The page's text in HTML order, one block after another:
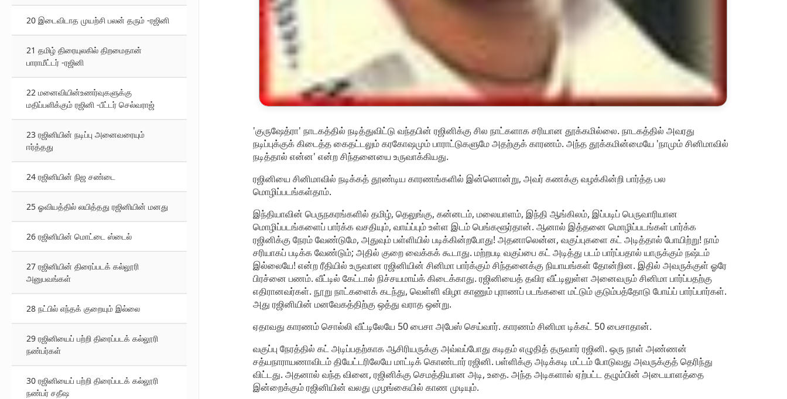
20 இடைவிடாத முயற்சி பலன் தரும் -ரஜினி
21 தமிழ் திரையுலகில் திறமைதான்
பாராமீட்டர் -ரஜினி
22 மனைவியின்உணர்வுகளுக்கு
மதிப்பளிக்கும் ரஜினி -பீட்டர் செல்வராஜ்
23 ரஜினியின் நடிப்பு அனைவரையும்
ஈர்த்தது
24 ரஜினியின் நிஜ சண்டை
25 ஓவியத்தில் லயித்தது ரஜினியின் மனது
26 ரஜினியின் மொட்டை ஸ்டைல்
27 ரஜினியின் திரைப்படக் கல்லூரி
அனுபவங்கள்
28 நட்பில் எந்தக் குறையும் இல்லை
29 ரஜினியைப் பற்றி திரைப்படக் கல்லூரி
நண்பர்கள்
30 ரஜினியைப் பற்றி திரைப்படக் கல்லூரி
நண்பர் சதீஷ
'குருஷேத்ரா' நாடகத்தில் நடித்துவிட்டு வந்தபின் ரஜினிக்கு சில நாட்களாக சரியான தூக்கமில்லை. நாடகத்தில் அவரது
நடிப்புக்குக் கிடைத்த கைதட்டலும் கரகோஷமும் பாராட்டுகளுமே அதற்குக் காரணம். அந்த தூக்கமின்மையே 'நாமும் சினிமாவில்
நடித்தால் என்ன' என்ற சிந்தனையை உருவாக்கியது.
ரஜினியை சினிமாவில் நடிக்கத் தூண்டிய காரணங்களில் இன்னொன்று, அவர் கணக்கு வழக்கின்றி பார்த்த பல
மொழிப்படங்கள்தாம்.
இந்தியாவின் பெருநகரங்களில் தமிழ், தெலுங்கு, கன்னடம், மலையாளம், இந்தி ஆங்கிலம், இப்படிப் பெருவாரியான
மொழிப்படங்களைப் பார்க்க வசதியும், வாய்ப்பும் உள்ள இடம் பெங்களூர்தான். ஆனால் இத்தனை மொழிப்படங்கள் பார்க்க
ரஜினிக்கு நேரம் வேண்டுமே, அதுவும் பள்ளியில் படிக்கின்றபோது! அதனாலென்ன, வகுப்புகளை கட் அடித்தால் போயிற்று! நாம்
சரியாகப் படிக்க வேண்டும்; அதில் குறை வைக்கக் கூடாது. மற்றபடி வகுப்பை கட் அடித்து படம் பார்ப்பதால் யாருக்கும் நஷ்டம்
இல்லையே! என்ற ரீதியில் உருவான ரஜினியின் சினிமா பார்க்கும் சிந்தனைக்கு நியாயங்கள் தோன்றின. இதில் அவருக்குள் ஓரே
பிரச்னை பணம். வீட்டில் கேட்டால் நிச்சயமாய்க் கிடைக்காது. ரஜினியைத் தவிர வீட்டிலுள்ள அனைவரும் சினிமா பார்ப்பதற்கு
எதிரானவர்கள். நூறு நாட்களைக் கடந்து, வெள்ளி விழா காணும் புராணப் படங்களை மட்டும் குடும்பத்தோடு போய்ப் பார்ப்பார்கள்.
அது ரஜினியின் மனவேகத்திற்கு ஒத்து வராத ஒன்று.
ஏதாவது காரணம் சொல்லி வீட்டிலேயே 50 பைசா அபேஸ் செய்வார். காரணம் சினிமா டிக்கட் 50 பைசாதான்.
வகுப்பு நேரத்தில் கட் அடிப்பதற்காக ஆசிரியருக்கு அவ்வப்போது கடிதம் எழுதித் தருவார் ரஜினி. ஒரு நாள் அண்ணன்
சத்யநாராயணாவிடம் தியேட்டரிலேயே மாட்டிக் கொண்டார் ரஜினி. பள்ளிக்கு அடிக்கடி மட்டம் போடுவது அவருக்குத் தெரிந்து
விட்டது. அதனால் வந்த வினை, ரஜினிக்கு செமத்தியான அடி, உதை. அந்த அடிகளால் ஏற்பட்ட தழும்பின் அடையாளத்தை
இன்றைக்கும் ரஜினியின் வலது முழங்கையில் காண முடியும்.